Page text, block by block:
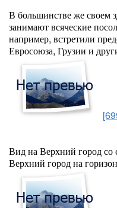
В большинстве же своем
занимают всяческие
например, встретили
Евросоюза, Грузии и
Вид на Верхний город со
Верхний город на